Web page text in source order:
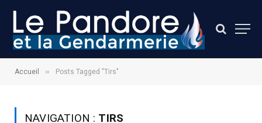
Accueil » Posts Tagged "Tirs"
NAVIGATION : TIRS